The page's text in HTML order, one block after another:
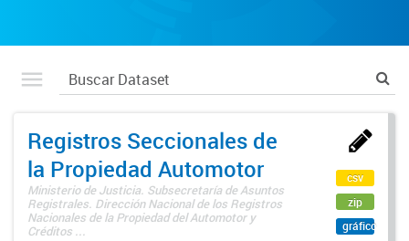
Registros Seccionales de
la Propiedad Automotor
Ministerio de Justicia. Subsecretaría de Asuntos
Registrales. Dirección Nacional de los Registros
Nacionales de la Propiedad del Automotor y
Créditos ...
csv
zip
gráfico